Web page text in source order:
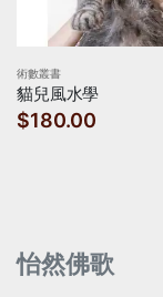
術數叢書
貓兒風水學
$180.00
怡然佛歌